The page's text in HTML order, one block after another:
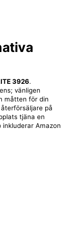
3926.
vänligen
måtten för din
på
tjäna en
Amazon